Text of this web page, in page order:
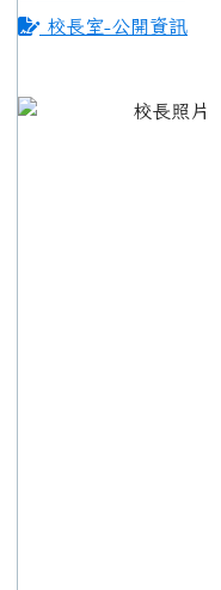
校長室-公開資訊